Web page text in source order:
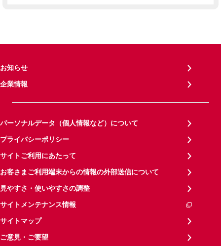
お知らせ
企業情報
パーソナルデータ（個人情報など）について
プライバシーポリシー
サイトご利用にあたって
お客さまご利用端末からの情報の外部送信について
見やすさ・使いやすさの調整
サイトメンテナンス情報
サイトマップ
ご意見・ご要望